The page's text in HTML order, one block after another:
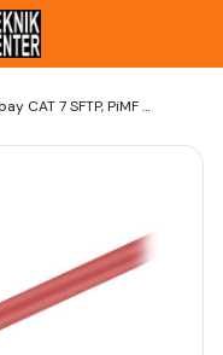
goobay CAT 7 SFTP, PiMF 25m Patchkabel röd